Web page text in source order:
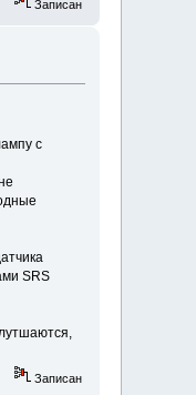
Записан
с
SRS
Записан